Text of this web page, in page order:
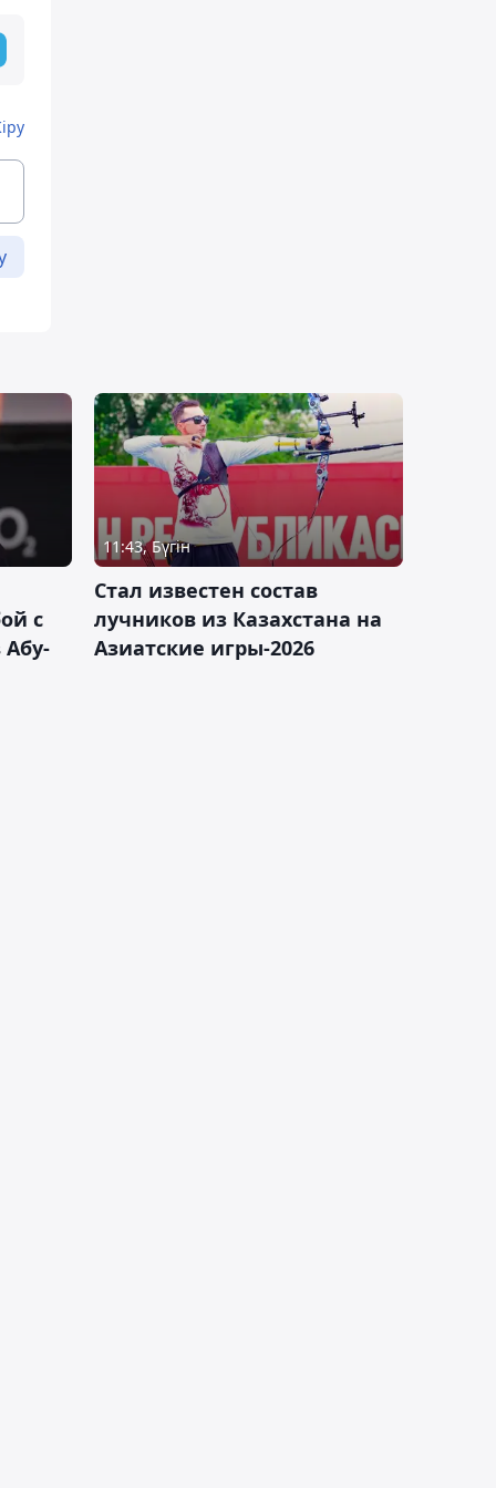
с
Абу-
11:43, Бүгін
Стал известен состав
лучников из Казахстана на
Азиатские игры-2026